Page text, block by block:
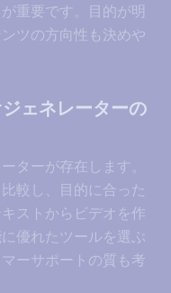
重要です。目的が明
ツの方向性も決めや
ェネレーターの
ターが存在します。
較し、目的に合った
ストからビデオを作
優れたツールを選ぶ
ーサポートの質も考